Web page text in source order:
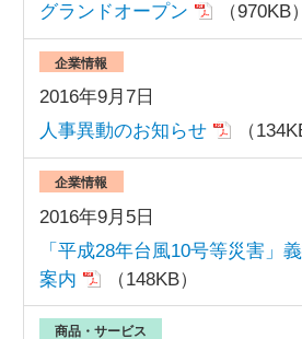
グランドオープン
（970KB）
2016年9月7日
企業情報
人事異動のお知らせ （
2016年9月5日
企業情報
「平成28年台風10号等災害」
案内
（148KB）
商品・サービス